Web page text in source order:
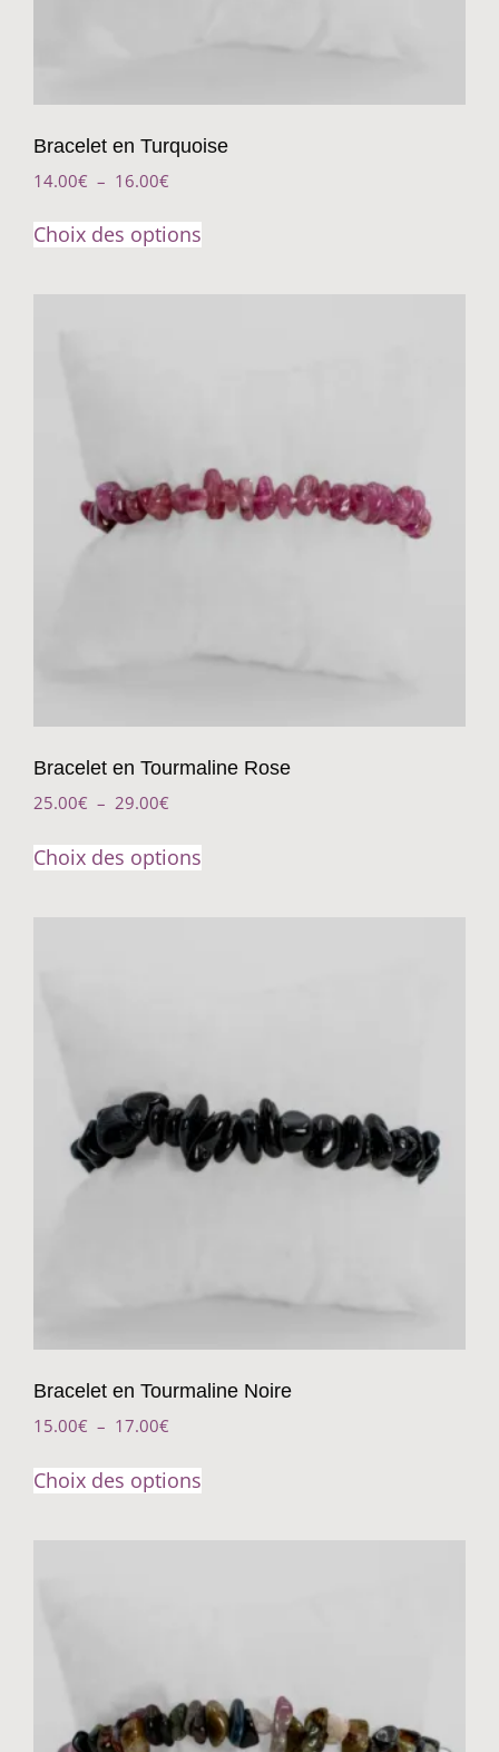
Bracelet en Turquoise
14.00€ – 16.00€
Choix des options
Bracelet en Tourmaline Rose
25.00€ – 29.00€
Choix des options
Bracelet en Tourmaline Noire
15.00€ – 17.00€
Choix des options